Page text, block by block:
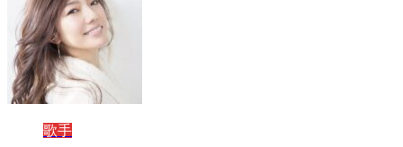
歌手